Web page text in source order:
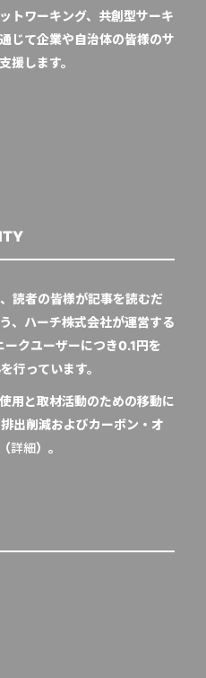
トワーキング、共創型サーキ
じて企業や自治体の皆様のサ
援します。
読者の皆様が記事を読むだ
、ハーチ株式会社が運営する
ークユーザーにつき0.1円を
行っています。
用と取材活動のための移動に
出削減およびカーボン・オ
詳細）。